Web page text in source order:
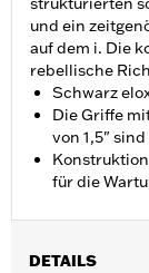
und ein
auf dem i. Die
rebellische
Schwarz
Die Griffe
von 1,5"
für die
DETAILS